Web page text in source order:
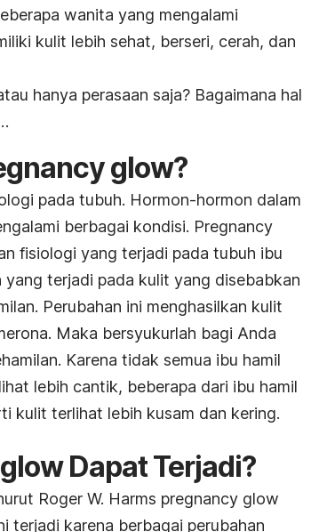
wanita yang mengalami
kulit lebih sehat, berseri, cerah, dan
hanya perasaan saja? Bagaimana hal
glow?
pada tubuh. Hormon-hormon dalam
berbagai kondisi. Pregnancy
fisiologi yang terjadi pada tubuh ibu
yang terjadi pada kulit yang disebabkan
Perubahan ini menghasilkan kulit
Maka bersyukurlah bagi Anda
Karena tidak semua ibu hamil
lebih cantik, beberapa dari ibu hamil
kulit terlihat lebih kusam dan kering.
Dapat Terjadi?
Roger W. Harms pregnancy glow
terjadi karena berbagai perubahan